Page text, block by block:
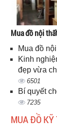
Mua đồ nội
Mua đồ
Kinh
đẹp vừa
6501
Bí quyết
7235
MUA ĐỒ KỸ